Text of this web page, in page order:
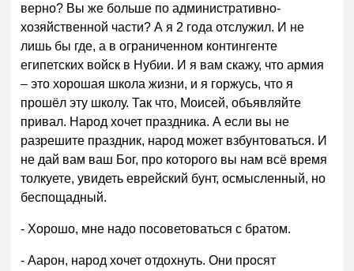
верно? Вы же больше по административно-
хозяйственной части? А я 2 года отслужил. И не
лишь бы где, а в ограниченном контингенте
египетских войск в Нубии. И я вам скажу, что армия
– это хорошая школа жизни, и я горжусь, что я
прошёл эту школу. Так что, Моисей, объявляйте
привал. Народ хочет праздника. А если вы не
разрешите праздник, народ может взбунтоваться. И
не дай вам ваш Бог, про которого вы нам всё время
толкуете, увидеть еврейский бунт, осмысленный, но
беспощадный.
- Хорошо, мне надо посоветоваться с братом.
- Аарон, народ хочет отдохнуть. Они просят